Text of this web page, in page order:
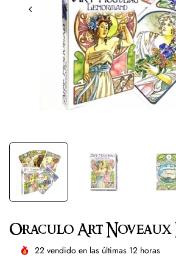
Oraculo Art Noveaux
22 vendido en las últimas 12 horas